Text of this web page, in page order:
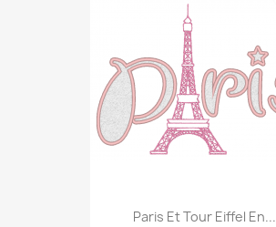
Paris Et Tour Eiffel En...